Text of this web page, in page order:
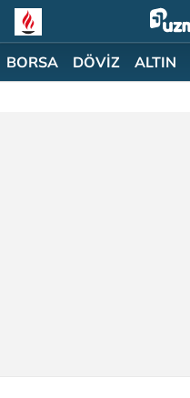
BORSA DÖVİZ ALTIN